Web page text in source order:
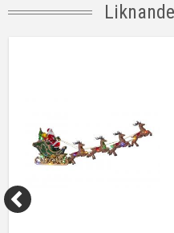
lätt själv kan
Batterier